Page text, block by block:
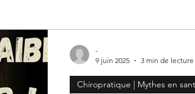
Docteur en chiropratique
Clinique PSB à Sainte-Julie:
Chiropratique | Mythes en
-
9 juin 2025
3 min de lecture